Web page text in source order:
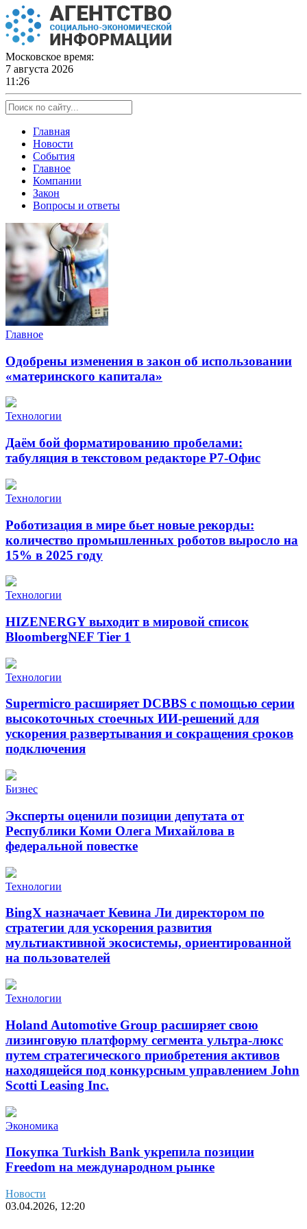
Skip
to
content
Московское время:
7 августа 2026
11:26
Главная
Новости
События
Главное
Компании
Закон
Вопросы и ответы
Главное
Одобрены изменения в закон об использовании
«материнского капитала»
Технологии
Даём бой форматированию пробелами:
табуляция в текстовом редакторе Р7-Офис
Технологии
Роботизация в мире бьет новые рекорды:
количество промышленных роботов выросло на
15% в 2025 году
Технологии
HIZENERGY выходит в мировой список
BloombergNEF Tier 1
Технологии
Supermicro расширяет DCBBS с помощью серии
высокоточных стоечных ИИ-решений для
ускорения развертывания и сокращения сроков
подключения
Бизнес
Эксперты оценили позиции депутата от
Республики Коми Олега Михайлова в
федеральной повестке
Технологии
BingX назначает Кевина Ли директором по
стратегии для ускорения развития
мультиактивной экосистемы, ориентированной
на пользователей
Технологии
Holand Automotive Group расширяет свою
лизинговую платформу сегмента ультра-люкс
путем стратегического приобретения активов
находящейся под конкурсным управлением John
Scotti Leasing Inc.
Экономика
Покупка Turkish Bank укрепила позиции
Freedom на международном рынке
Новости
03.04.2026, 12:20